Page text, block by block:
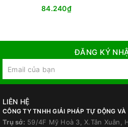
84.240₫
ĐĂNG KÝ
LIÊN HỆ
CÔNG TY TNHH GIẢI PHÁP TỰ ĐỘNG VÀ
Trụ sở: 59/4F Mỹ Hoà 3, X.Tân Xuân,